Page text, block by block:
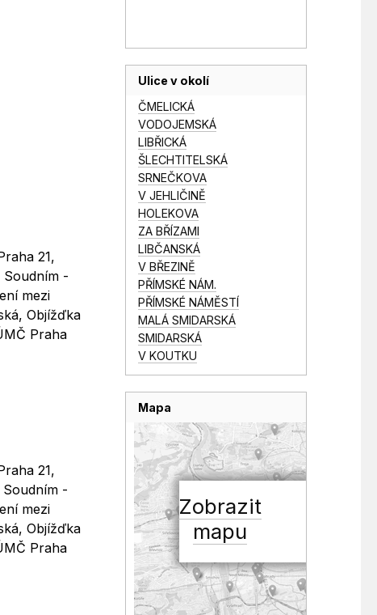
21,
Soudním -
mezi
Objížďka
Praha
21,
Soudním -
mezi
Objížďka
Praha
Ulice v okolí
ČMELICKÁ
VODOJEMSKÁ
LIBŘICKÁ
ŠLECHTITELSKÁ
SRNEČKOVA
V JEHLIČINĚ
HOLEKOVA
ZA BŘÍZAMI
LIBČANSKÁ
V BŘEZINĚ
PŘÍMSKÉ NÁM.
PŘÍMSKÉ NÁMĚSTÍ
MALÁ SMIDARSKÁ
SMIDARSKÁ
V KOUTKU
Mapa
Zobrazit
mapu